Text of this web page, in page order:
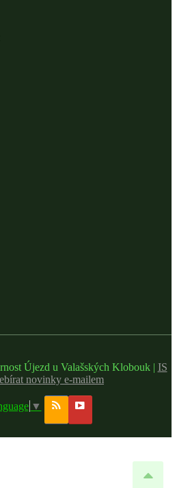
Újezd u Valašských Klobouk | IS
novinky e-mailem
▼